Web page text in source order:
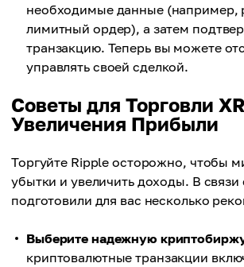
необходимые данные (например,
лимитный ордер), а затем
транзакцию. Теперь вы можете
управлять своей сделкой.
Советы для Торговли
Увеличения Прибыли
Торгуйте Ripple осторожно, чтобы
убытки и увеличить доходы. В
подготовили для вас несколько
Выберите надежную
криптовалютные транзакции